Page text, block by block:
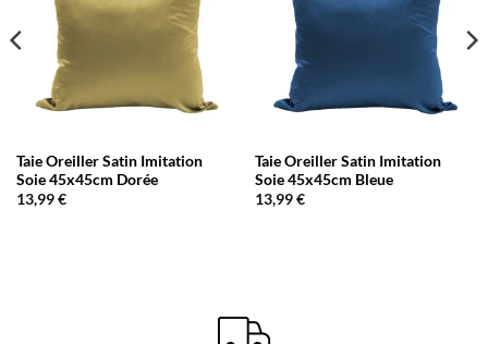
Taie Oreiller Satin Imitation
Soie 45x45cm Dorée
13,99€
Taie Oreiller Satin Imitation
Soie 45x45cm Bleue
13,99€